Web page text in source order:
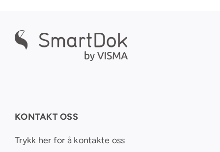
KONTAKT OSS
Trykk her for å kontakte oss